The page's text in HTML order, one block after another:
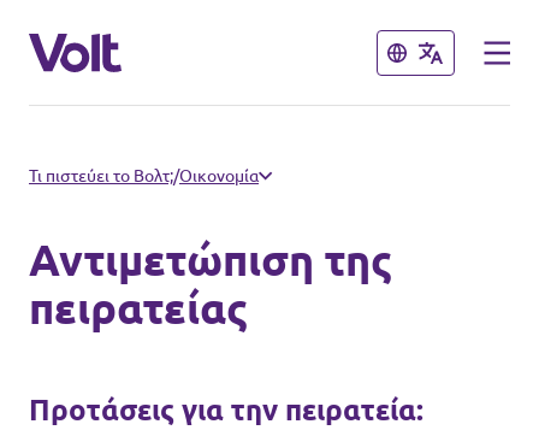
Κλείσιμο
Άλλα Βολτ που μας αρέσουν
Βολτ Κύπρου
Βολτ Γερμανίας
Βολτ Ισπανίας
Κλείσιμο
Πολιτικές
Τι πιστεύει το Βολτ;/Οικονομία
Αντιμετώπιση της
πειρατείας
Προτάσεις για την πειρατεία: